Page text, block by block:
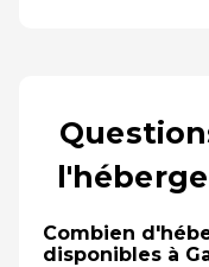
Combien
disponibles à